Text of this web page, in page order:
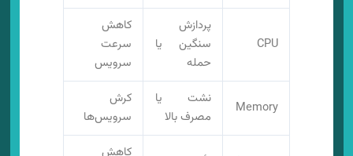
CPU
پردازش
سنگین یا
حمله
کاهش
سرعت
سرویس
Memory
نشت یا
مصرف بالا
کرش
سرویس‌ها